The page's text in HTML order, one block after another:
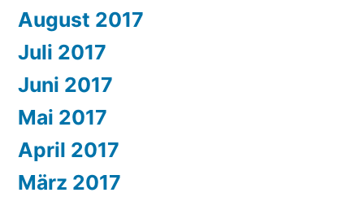
August 2017
Juli 2017
Juni 2017
Mai 2017
April 2017
März 2017